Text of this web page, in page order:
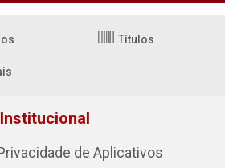
Títulos
Institucional
de Aplicativos